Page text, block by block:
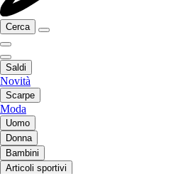
Cerca
Saldi
Novità
Scarpe
Moda
Uomo
Donna
Bambini
Articoli sportivi